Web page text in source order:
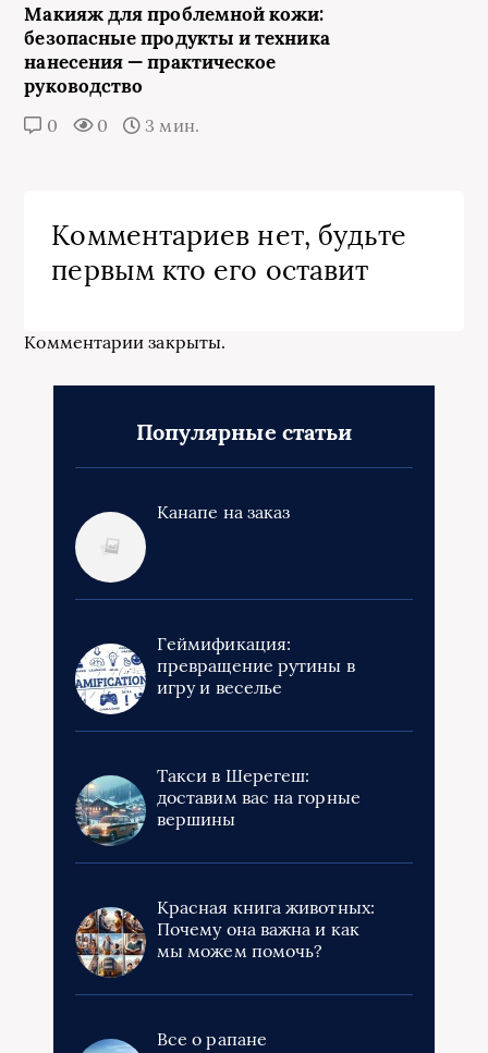
Макияж для проблемной кожи:
безопасные продукты и техника
нанесения — практическое
руководство
0 0 3 мин.
Комментариев нет, будьте
первым кто его оставит
Комментарии закрыты.
Популярные статьи
Канапе на заказ
Геймификация:
превращение рутины в
игру и веселье
Такси в Шерегеш:
доставим вас на горные
вершины
Красная книга животных:
Почему она важна и как
мы можем помочь?
Все о рапане